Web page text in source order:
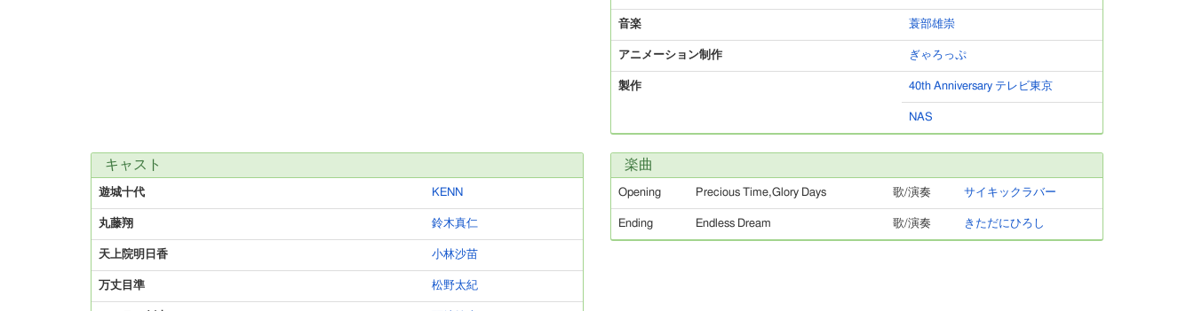
音楽 蓑部雄崇
アニメーション制作 ぎゃろっぷ
製作 40th Anniversary テレビ東京
NAS
キャスト
遊城十代 KENN
丸藤翔 鈴木真仁
天上院明日香 小林沙苗
万丈目準 松野太紀
楽曲
Opening Precious Time,Glory Days 歌/演奏 サイキックラバー
Ending Endless Dream 歌/演奏 きただにひろし